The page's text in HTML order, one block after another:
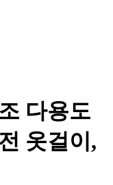
다용도
옷걸이,